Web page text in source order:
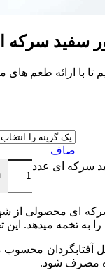
سفید سرکه
با ارائه طعم
صاف
سرکه ای عدد
ای محصولی از
تخمه میدهد. این
آفتابگردان
مصرف شود.